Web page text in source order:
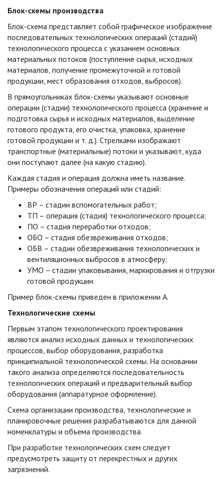
Блок-схемы производства
Блок-схема представляет собой графическое изображение
последовательных технологических операций (стадий)
технологического процесса с указанием основных
материальных потоков (поступление сырья, исходных
материалов, получение промежуточной и готовой
продукции, мест образования отходов, выбросов).
В прямоугольниках блок-схемы указывают основные
операции (стадии) технологического процесса (хранение и
подготовка сырья и исходных материалов, выделение
готового продукта, его очистка, упаковка, хранение
готовой продукции и т. д.). Стрелками изображают
транспортные (материальные) потоки и указывают, куда
они поступают далее (на какую стадию).
Каждая стадия и операция должна иметь название.
Примеры обозначения операций или стадий:
ВР – стадии вспомогательных работ;
ТП – операция (стадия) технологического процесса;
ПО – стадия переработки отходов;
ОБО – стадия обезвреживания отходов;
ОБВ – стадии обезвреживания технологических и
вентиляционных выбросов в атмосферу;
УМО – стадии упаковывания, маркирования и отгрузки
готовой продукции.
Пример блок-схемы приведен в приложении А.
Технологические схемы
Первым этапом технологического проектирования
являются анализ исходных данных и технологических
процессов, выбор оборудования, разработка
принципиальной технологической схемы. На основании
такого анализа определяются последовательность
технологических операций и предварительный выбор
оборудования (аппаратурное оформление).
Схема организации производства, технологические и
планировочные решения разрабатываются для данной
номенклатуры и объема производства.
При разработке технологических схем следует
предусмотреть защиту от перекрестных и других
загрязнений.